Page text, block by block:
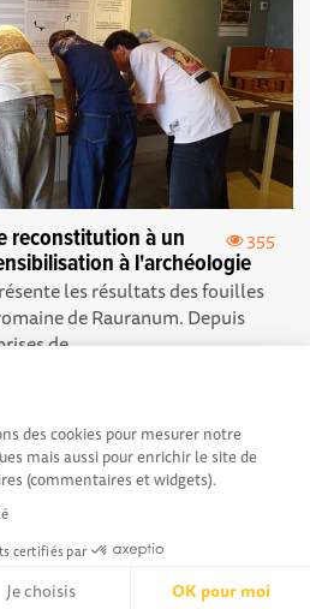
des cookies pour mesurer notre
mais aussi pour enrichir le site de
(commentaires et widgets).
certifiés par
Je choisis OK pour moi
355
reconstitution à un
à l'archéologie
les résultats des fouilles
de Rauranum. Depuis
de...
est le réseau social des
technologies du territoire